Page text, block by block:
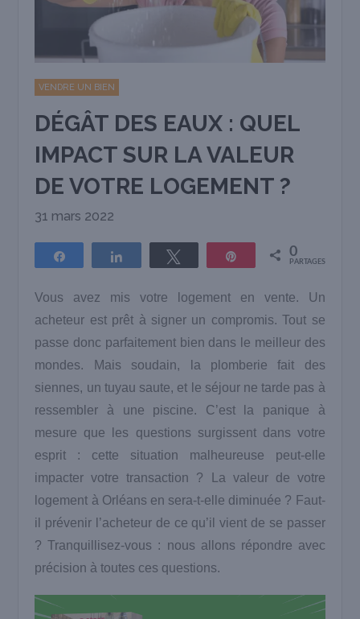
VENDRE UN BIEN
DÉGÂT DES EAUX : QUEL
IMPACT SUR LA VALEUR
DE VOTRE LOGEMENT ?
31 mars 2022
Partagez Partagez Tweetez Épingle 0
PARTAGES
Vous avez mis votre logement en vente. Un
acheteur est prêt à signer un compromis. Tout se
passe donc parfaitement bien dans le meilleur des
mondes. Mais soudain, la plomberie fait des
siennes, un tuyau saute, et le séjour ne tarde pas à
ressembler à une piscine. C’est la panique à
mesure que les questions surgissent dans votre
esprit : cette situation malheureuse peut-elle
impacter votre transaction ?
La valeur de votre
logement à Orléans en sera-t-elle diminuée ? Faut-
il prévenir l’acheteur de ce qu’il vient de se passer
? Tranquillisez-vous : nous allons répondre avec
précision à toutes ces questions.